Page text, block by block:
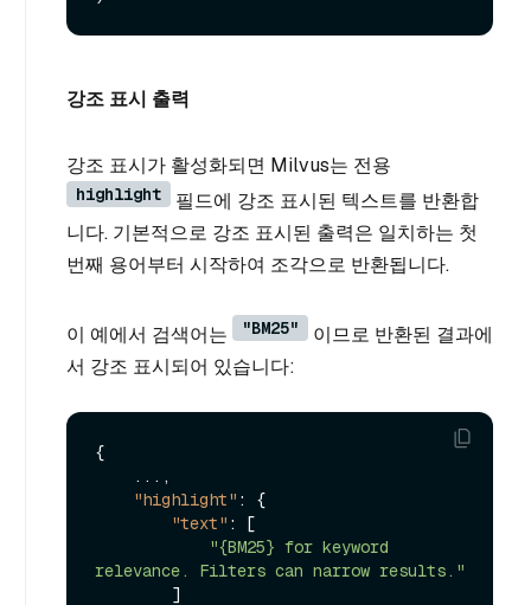
강조 표시 출력
강조 표시가 활성화되면 Milvus는 전용
highlight
필드에 강조 표시된 텍스트를 반환합
니다. 기본적으로 강조 표시된 출력은 일치하는 첫
번째 용어부터 시작하여 조각으로 반환됩니다.
이 예에서 검색어는 "BM25"
이므로 반환된 결과에
서 강조 표시되어 있습니다:
{
    ...
,
"highlight" :
{
"text" :
[
"{BM25} for keyword
relevance. Filters can narrow results."
]